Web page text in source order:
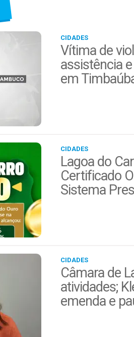
CIDADES
Vítima de
assistência
em
CIDADES
Lagoa do
Certificado
Sistema
CIDADES
Câmara de
atividades;
emenda e